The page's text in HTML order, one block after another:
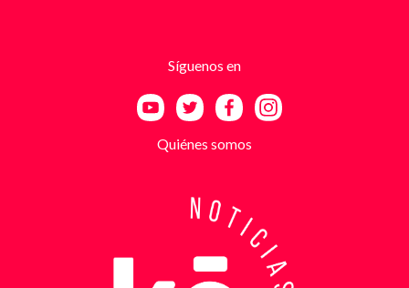
a las amenazas. Las exigencias económicas variaban
entre uno y cinco millones de pesos, dependiendo de
la supuesta “capacidad de pago” de cada víctima. A
antiextorsión que se extendió por varios sectores
investigadores revisaron más de 200 cámaras de
seguridad públicas y privadas, además de analizar
cerca de 300 horas de grabaciones, con el objetivo
de reconstruir los movimientos de los sospechosos
y establecer patrones de comportamiento. Ese
Síguenos en
Quiénes somos